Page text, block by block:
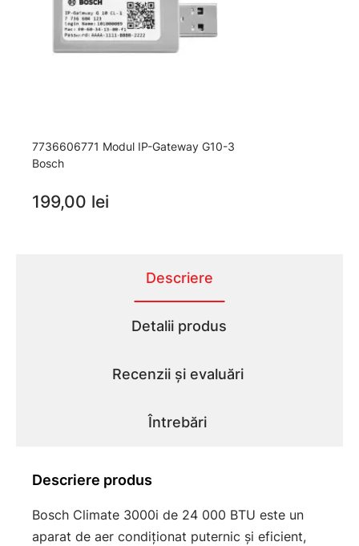
7736606771 Modul IP-Gateway G10-3
Bosch
199,00 lei
Descriere
Detalii produs
Recenzii și evaluări
Întrebări
Descriere produs
Bosch Climate 3000i de 24 000 BTU este un
aparat de aer condiționat puternic și eficient,